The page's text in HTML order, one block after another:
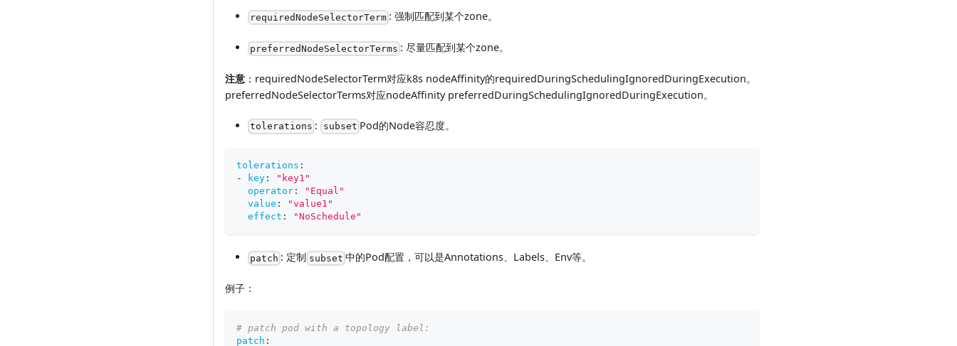
requiredNodeSelectorTerm : 强制匹配到某个zone。
preferredNodeSelectorTerms : 尽量匹配到某个zone。
注意 ：requiredNodeSelectorTerm对应k8s nodeAffinity的requiredDuringSchedulingIgnoredDuringExecution。
preferredNodeSelectorTerms对应nodeAffinity preferredDuringSchedulingIgnoredDuringExecution。
tolerations : subset Pod的Node容忍度。
tolerations :
-
key :
"key1"
operator :
"Equal"
value :
"value1"
effect : "NoSchedule"
patch : 定制 subset 中的Pod配置，可以是Annotations、Labels、Env等。
例子：
# patch pod with a topology label:
patch :